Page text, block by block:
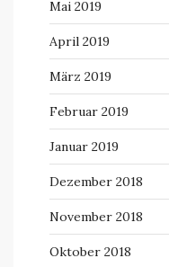
Mai 2019
April 2019
März 2019
Februar 2019
Januar 2019
Dezember 2018
November 2018
Oktober 2018